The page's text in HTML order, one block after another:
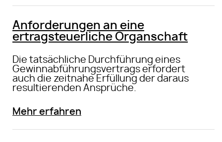
Anforderungen an eine
ertragsteuerliche Organschaft
Die tatsächliche Durchführung eines
Gewinnabführungsvertrags erfordert
auch die zeitnahe Erfüllung der daraus
resultierenden Ansprüche.
Mehr erfahren